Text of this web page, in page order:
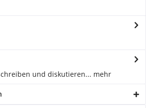
und diskutieren... mehr